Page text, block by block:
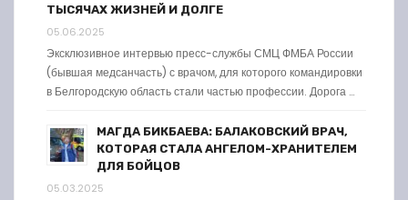
ТЫСЯЧАХ ЖИЗНЕЙ И ДОЛГЕ
05.06.2025
Эксклюзивное интервью пресс-службы СМЦ ФМБА России
(бывшая медсанчасть) с врачом, для которого командировки
в Белгородскую область стали частью профессии. Дорога …
МАГДА БИКБАЕВА: БАЛАКОВСКИЙ ВРАЧ,
КОТОРАЯ СТАЛА АНГЕЛОМ-ХРАНИТЕЛЕМ
ДЛЯ БОЙЦОВ
05.03.2025